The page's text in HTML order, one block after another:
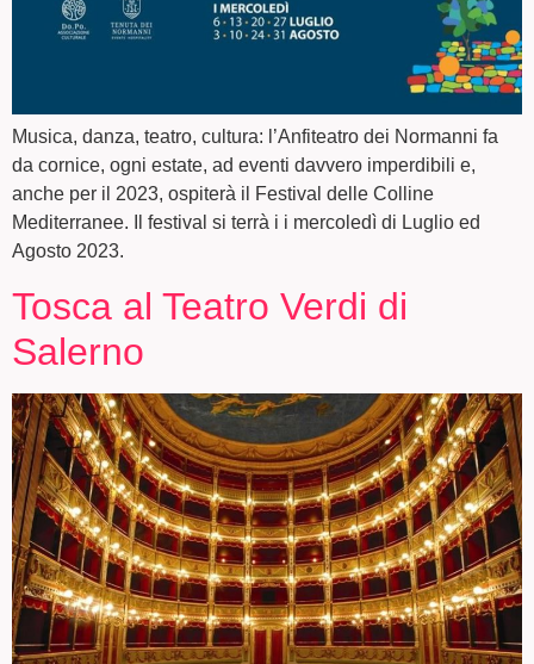
Musica, danza, teatro, cultura: l’Anfiteatro dei Normanni fa
da cornice, ogni estate, ad eventi davvero imperdibili e,
anche per il 2023, ospiterà il Festival delle Colline
Mediterranee. Il festival si terrà i i mercoledì di Luglio ed
Agosto 2023.
Tosca al Teatro Verdi di
Salerno